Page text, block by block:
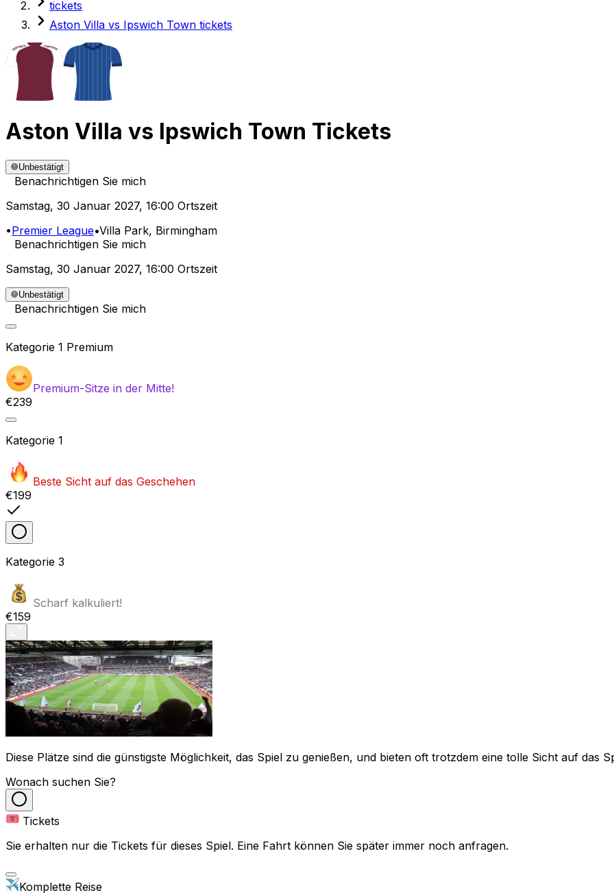
tickets
Aston Villa vs Ipswich Town tickets
Aston Villa vs Ipswich Town Tickets
Unbestätigt
Benachrichtigen Sie mich
Samstag, 30 Januar 2027, 16:00 Ortszeit
•Premier League•Villa Park, Birmingham
Benachrichtigen Sie mich
Samstag, 30 Januar 2027, 16:00 Ortszeit
Unbestätigt
Benachrichtigen Sie mich
Kategorie 1 Premium
Premium-Sitze in der Mitte!
€239
Kategorie 1
Beste Sicht auf das Geschehen
€199
Kategorie 3
Scharf kalkuliert!
€159
Diese Plätze sind die günstigste Möglichkeit, das Spiel zu genießen, und bieten oft trotzdem eine tolle Sicht auf das
Wonach suchen Sie?
Tickets
Sie erhalten nur die Tickets für dieses Spiel. Eine Fahrt können Sie später immer noch anfragen.
Komplette Reise